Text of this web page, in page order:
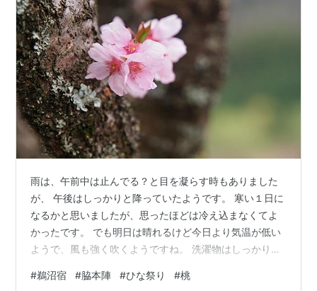
雨は、午前中は止んでる？と目を凝らす時もありました
が、 午後はしっかりと降っていたようです。 寒い１日に
なるかと思いましたが、思ったほどは冷え込まなくてよ
かったです。 でも明日は晴れるけど今日より気温が低い
ようで、風も強く吹くようですね。 洗濯物はしっかり止
はまだ咲いてはいないでしょうね。 以前は近くに桃の木
#鵜沼宿 #脇本陣 #ひな祭り #桃